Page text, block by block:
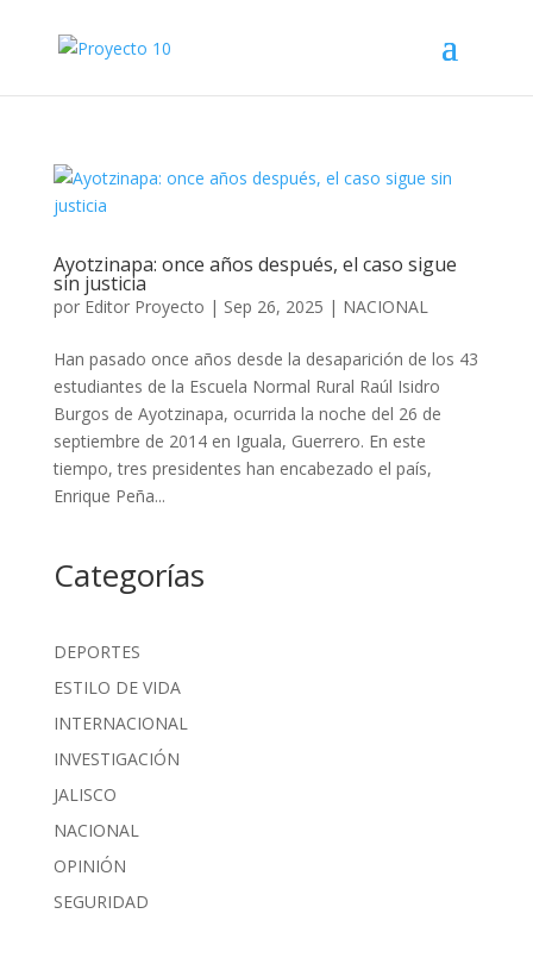
Ayotzinapa: once años después, el caso sigue
sin justicia
por Editor Proyecto | Sep 26, 2025 | NACIONAL
Han pasado once años desde la desaparición de los 43
estudiantes de la Escuela Normal Rural Raúl Isidro
Burgos de Ayotzinapa, ocurrida la noche del 26 de
septiembre de 2014 en Iguala, Guerrero. En este
tiempo, tres presidentes han encabezado el país,
Enrique Peña...
Categorías
DEPORTES
ESTILO DE VIDA
INTERNACIONAL
INVESTIGACIÓN
JALISCO
NACIONAL
OPINIÓN
SEGURIDAD